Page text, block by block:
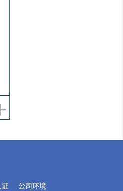
公司环境